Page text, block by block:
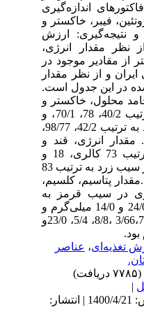
اندازه‌گیری
فیبر، خاکستر و
نتیجه‌گیری: ارزش
مقدار انرژی،
از مقادیر موجود در
و از نظر مقدار
در این جدول است.
محلول، خاکستر و
فیبر در سیب قرمز به ترتیب 40/2، 78، 70/1، و
9/17 درصد و در سیب زرد به ترتیب 42/2، 98/77،
بود. مقدار انرژی، قند و
پروتئین سیب قرمز به ترتیب 73 کالری، 18 و
27/0 گرم در 100 گرم و در سیب زرد به ترتیب 83
گرم بود.مقدار پتاسیم، کلسیم،
در سیب قرمز به
ترتیب8/63، 6/27، 9، 8/4، 24/0 و 14/0 میلی‌گرم و
در سیب زرد به ترتیب 3/66،7/27 ،8/8، 5/4، 23/0و
تغذیه‌ای،عناصر
|
دریافت: 1391/4/31 | پذیرش: 1400/4/21 | انتشار: